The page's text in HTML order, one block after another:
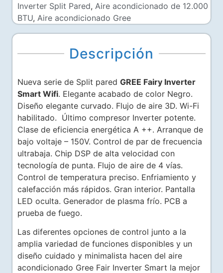
Inverter Split Pared, Aire acondicionado de 12.000
BTU, Aire acondicionado Gree
Descripción
Nueva serie de Split pared GREE Fairy Inverter
Smart Wifi. Elegante acabado de color Negro.
Diseño elegante curvado. Flujo de aire 3D. Wi-Fi
habilitado. Último compresor Inverter potente.
Clase de eficiencia energética A ++. Arranque de
bajo voltaje – 150V. Control de par de frecuencia
ultrabaja. Chip DSP de alta velocidad con
tecnología de punta. Flujo de aire de 4 vías.
Control de temperatura preciso. Enfriamiento y
calefacción más rápidos. Gran interior. Pantalla
LED oculta. Generador de plasma frío. PCB a
prueba de fuego.
Las diferentes opciones de control junto a la
amplia variedad de funciones disponibles y un
diseño cuidado y minimalista hacen del aire
acondicionado Gree Fair Inverter Smart la mejor